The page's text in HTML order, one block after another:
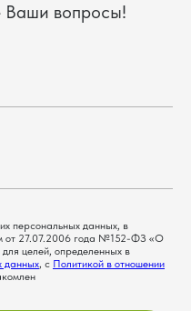
Ваши вопросы!
персональных данных, в
от 27.07.2006 года №152-ФЗ «О
целей, определенных в
данных, с Политикой в отношении